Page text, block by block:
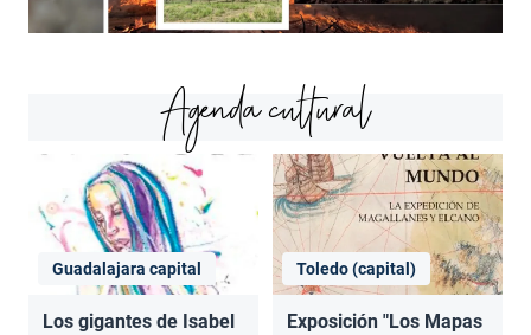
Agenda cultural
Guadalajara capital
Los gigantes de Isabel
Toledo (capital)
Exposición "Los Mapas